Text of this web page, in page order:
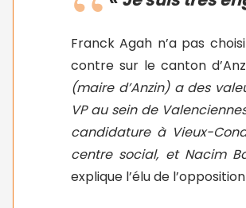
Franck Agah n’a pas
contre sur le canton
(maire d’Anzin) a des
VP au sein de
candidature à Vieux-
centre social, et Nacim
explique l’élu de